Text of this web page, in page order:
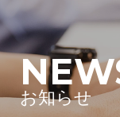
お知らせ